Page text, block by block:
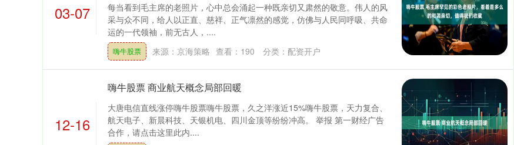
03-07
每当看到毛主席的老照片，心中总会涌起一种既亲切又肃然的敬意。伟人的风
采与众不同，给人以正直、慈祥、正气凛然的感觉，仿佛与人民同呼吸、共命
运的一代领袖，前无古人，....
嗨牛股票 来源：京海策略 查看： 190 分类： 配资开户
12-16
嗨牛股票 商业航天概念局部回暖
大唐电信直线涨停嗨牛股票嗨牛股票，久之洋涨近15%嗨牛股票，天力复合、
航天电子、新晨科技、天银机电、四川金顶等纷纷冲高。 举报 第一财经广告
合作，请点击这里此内....